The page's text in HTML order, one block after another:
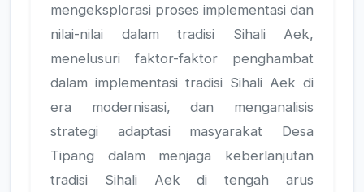
mengeksplorasi proses implementasi dan
nilai-nilai dalam tradisi Sihali Aek,
menelusuri faktor-faktor penghambat
dalam implementasi tradisi Sihali Aek di
era modernisasi, dan menganalisis
strategi adaptasi masyarakat Desa
Tipang dalam menjaga keberlanjutan
tradisi Sihali Aek di tengah arus